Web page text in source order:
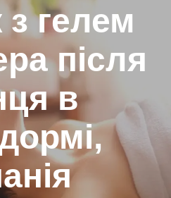
гелем
після
в